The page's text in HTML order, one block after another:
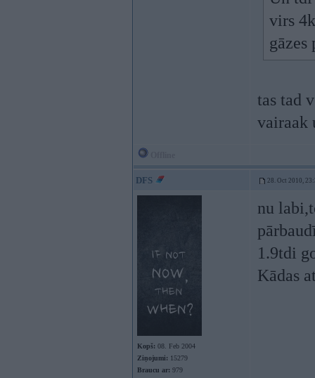
virs
gāzes
tas tad
vairaak
DFS 28. Oct 2010,
Kopš: 08. Feb 2004
Ziņojumi: 15279
Braucu ar: 979
nu
1.9tdi
Kādas